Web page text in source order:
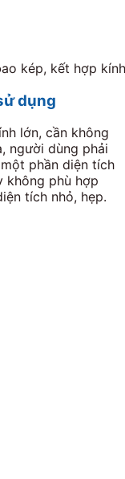
kép, kết hợp
dụng
lớn, cần không
người dùng phải
phần diện tích
không phù hợp
tích nhỏ, hẹp.